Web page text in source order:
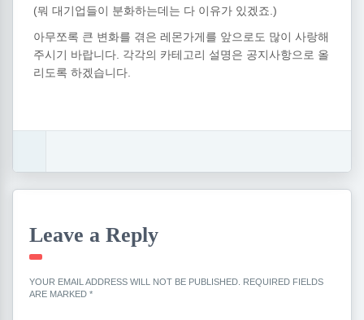
(뭐 대기업들이 분화하는데는 다 이유가 있겠죠.)
아무쪼록 큰 변화를 겪은 레몬가게를 앞으로도 많이 사랑해
주시기 바랍니다. 각각의 카테고리 설명은 공지사항으로 올
리도록 하겠습니다.
Leave a Reply
YOUR EMAIL ADDRESS WILL NOT BE PUBLISHED. REQUIRED FIELDS
ARE MARKED *